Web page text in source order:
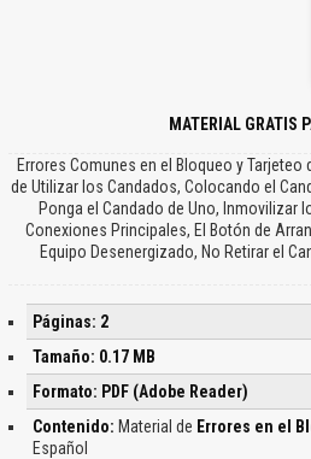
MATERIAL GRATIS
Errores Comunes en el Bloqueo y
de Utilizar los Candados, Colocando el
Ponga el Candado de Uno, Inmovilizar
Conexiones Principales, El Botón de
Equipo Desenergizado, No Retirar el
Páginas: 2
Tamaño: 0.17 MB
Formato: PDF (Adobe Reader)
Contenido: Material de Errores en el
Español